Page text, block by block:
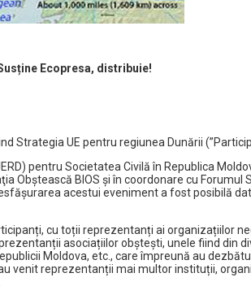
Ecopresa, distribuie!
UE pentru regiunea Dunării
pentru Societatea Civilă în Republica
Obştească BIOS și în coordonare cu
acestui eveniment a fost posibilă
cu toții reprezentanți ai organizațiilor
asociațiilor obștești, unele fiind din
Moldova, etc., care împreună au
venit reprezentanții mai multor instituții,